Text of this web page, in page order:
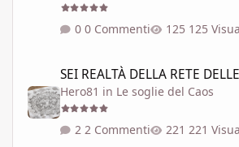
0 Commenti 125
SEI REALTÀ DELLA RETE
Hero81 in Le soglie del Caos
2 Commenti 221